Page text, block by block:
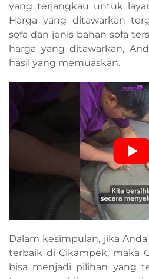
yang terjangkau untuk
Harga yang ditawarkan
sofa dan jenis bahan sofa
harga yang ditawarkan,
hasil yang memuaskan.
Dalam kesimpulan, jika
terbaik di Cikampek, maka
bisa menjadi pilihan yang